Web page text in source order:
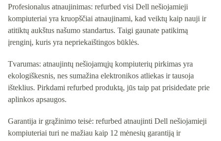
Profesionalus atnaujinimas: refurbed visi Dell nešiojamieji
kompiuteriai yra kruopščiai atnaujinami, kad veiktų kaip nauji ir
atitiktų aukštus našumo standartus. Taigi gaunate patikimą
įrenginį, kuris yra nepriekaištingos būklės.
Tvarumas: atnaujintų nešiojamųjų kompiuterių pirkimas yra
ekologiškesnis, nes sumažina elektronikos atliekas ir tausoja
išteklius. Pirkdami refurbed produktą, jūs taip pat prisidedate prie
aplinkos apsaugos.
Garantija ir grąžinimo teisė: refurbed atnaujinti Dell nešiojamieji
kompiuteriai turi ne mažiau kaip 12 mėnesių garantiją ir